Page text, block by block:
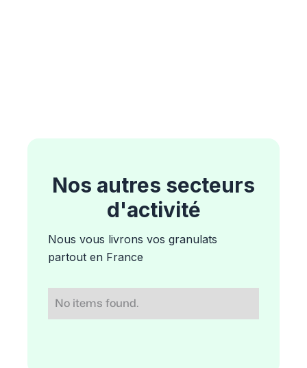
Nos autres secteurs
d'activité
Nous vous livrons vos granulats
partout en France
No items found.